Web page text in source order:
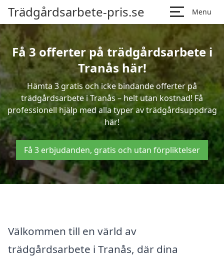
Trädgårdsarbete-pris.se Menu
Få 3 offerter på trädgårdsarbete i
Tranås här!
Hämta 3 gratis och icke bindande offerter på
trädgårdsarbete i Tranås – helt utan kostnad! Få
professionell hjälp med alla typer av trädgårdsuppdrag
här!
Få 3 erbjudanden, gratis och utan förpliktelser
Välkommen till en värld av
trädgårdsarbete i Tranås, där dina